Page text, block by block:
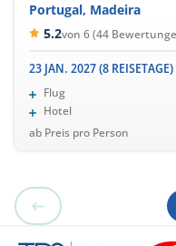
Portugal, Madeira
5.2von 6 (44
23 JAN. 2027 (8 REISETAGE)
Flug
Hotel
ab Preis pro Person